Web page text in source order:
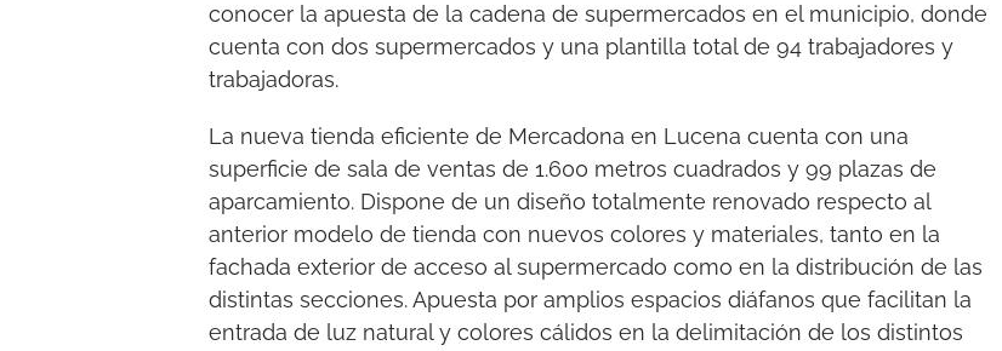
conocer la apuesta de la cadena de supermercados en el municipio, donde
cuenta con dos supermercados y una plantilla total de 94 trabajadores y
trabajadoras.
La nueva tienda eficiente de Mercadona en Lucena cuenta con una
superficie de sala de ventas de 1.600 metros cuadrados y 99 plazas de
aparcamiento. Dispone de un diseño totalmente renovado respecto al
anterior modelo de tienda con nuevos colores y materiales, tanto en la
fachada exterior de acceso al supermercado como en la distribución de las
distintas secciones. Apuesta por amplios espacios diáfanos que facilitan la
entrada de luz natural y colores cálidos en la delimitación de los distintos